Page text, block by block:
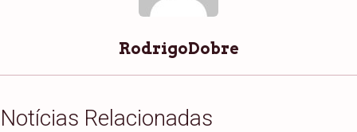
RodrigoDobre
Notícias Relacionadas